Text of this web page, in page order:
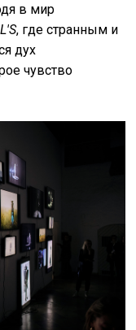
в мир
, где странным и
дух
чувство